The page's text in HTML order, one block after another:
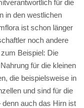
für die
in den westlichen
ist schon länger
noch andere
Beispiel: Die
für die kleinen
die beispielsweise in
und sind für die
auch das Hirn ist